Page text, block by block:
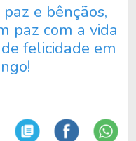
e bênçãos,
paz com a vida
felicidade em